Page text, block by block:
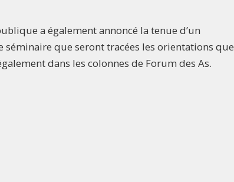
a également annoncé la tenue d’un
séminaire que seront tracées les orientations que
dans les colonnes de Forum des As.